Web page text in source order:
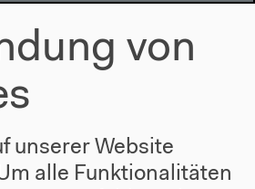
Ort im HKW wurde aufgrund der
von
unserer Website
alle Funktionalitäten